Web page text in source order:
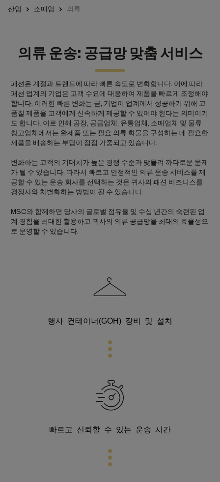
산업 소매업 의류
의류 운송: 공급망 맞춤 서비스
패션은 계절과 트렌드에 따라 빠른 속도로 변화합니다. 이에 따라
패션 업계의 기업은 고객 수요에 대응하여 제품을 빠르게 조정해야
합니다. 이러한 빠른 변화는 곧, 기업이 업계에서 성공하기 위해 고
품질 제품을 고객에게 신속하게 제공할 수 있어야 한다는 의미이기
도 합니다. 이로 인해 공장, 공급업체, 유통업체, 소매업체 및 물류
창고업체에서는 완제품 또는 필요 의류 화물을 구성하는 데 필요한
제품을 배송하는 부담이 점점 가중되고 있습니다.
변화하는 고객의 기대치가 높은 경쟁 수준과 맞물려 까다로운 문제
가 될 수 있습니다. 따라서 빠르고 안정적인 의류 운송 서비스를 제
공할 수 있는 운송 회사를 선택하는 것은 귀사의 패션 비즈니스를
경쟁사와 차별화하는 방법이 될 수 있습니다.
MSC와 함께하면 당사의 글로벌 점유율 및 수십 년간의 숙련된 업
계 경험을 최대한 활용하고 귀사의 의류 공급망을 최대의 효율성으
로 운영할 수 있습니다.
행사 컨테이너(GOH) 장비 및 설치
빠르고 신뢰할 수 있는 운송 시간